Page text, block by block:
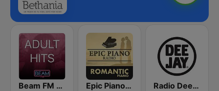
Beam FM - Adult Hits Epic Piano - ROMANTIC PIANO Radio Deejay